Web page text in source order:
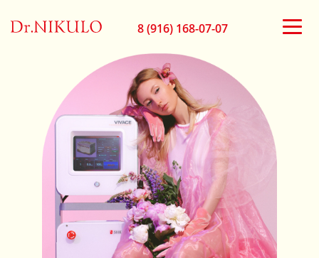
8 (916) 168-07-07